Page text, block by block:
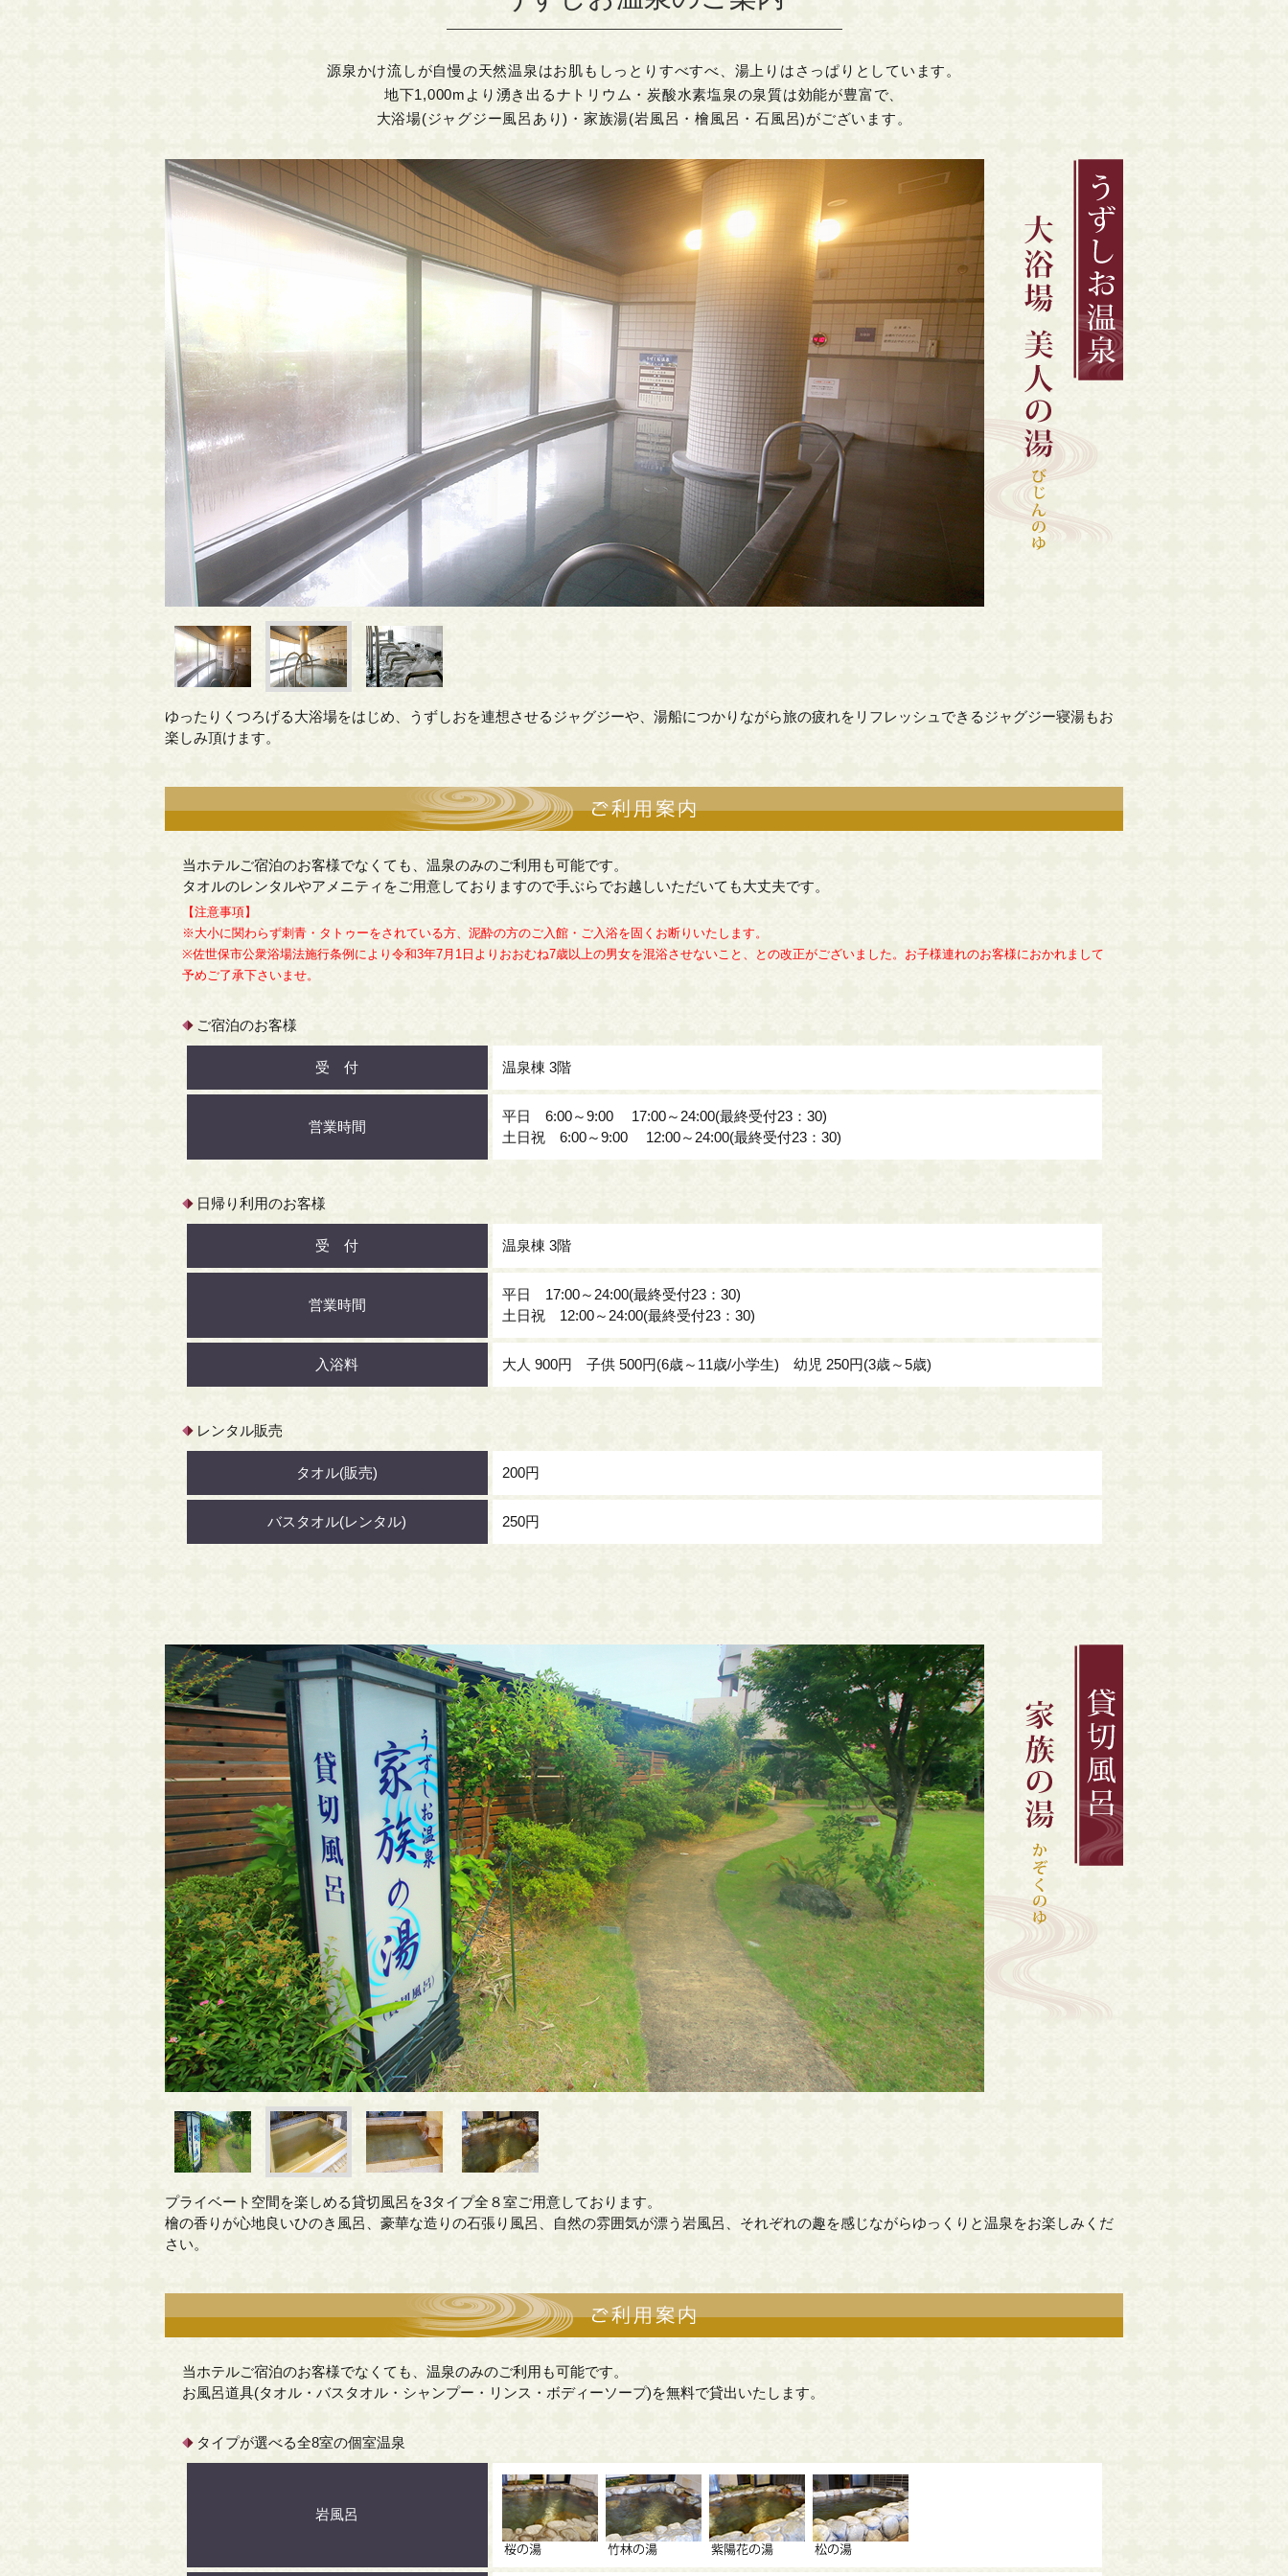
源泉かけ流しが自慢の天然温泉はお肌もしっとりすべすべ、湯上りはさっぱりとしています。
地下1,000mより湧き出るナトリウム・炭酸水素塩泉の泉質は効能が豊富で、
大浴場(ジャグジー風呂あり)・家族湯(岩風呂・檜風呂・石風呂)がございます。
ゆったりくつろげる大浴場をはじめ、うずしおを連想させるジャグジーや、湯船につかりながら旅の疲れをリフレッシュできるジャグジー寝湯もお
楽しみ頂けます。
当ホテルご宿泊のお客様でなくても、温泉のみのご利用も可能です。
タオルのレンタルやアメニティをご用意しておりますので手ぶらでお越しいただいても大丈夫です。
【注意事項】
※大小に関わらず刺青・タトゥーをされている方、泥酔の方のご入館・ご入浴を固くお断りいたします。
※佐世保市公衆浴場法施行条例により令和3年7月1日よりおおむね7歳以上の男女を混浴させないこと、との改正がございました。お子様連れのお客様におかれまして
予めご了承下さいませ。
ご宿泊のお客様
受 付 温泉棟 3階
営業時間
平日 6:00～9:00 17:00～24:00(最終受付23：30)
土日祝 6:00～9:00 12:00～24:00(最終受付23：30)
日帰り利用のお客様
受 付 温泉棟 3階
営業時間
平日 17:00～24:00(最終受付23：30)
土日祝 12:00～24:00(最終受付23：30)
入浴料 大人 900円 子供 500円(6歳～11歳/小学生) 幼児 250円(3歳～5歳)
レンタル販売
タオル(販売) 200円
バスタオル(レンタル) 250円
プライベート空間を楽しめる貸切風呂を3タイプ全８室ご用意しております。
檜の香りが心地良いひのき風呂、豪華な造りの石張り風呂、自然の雰囲気が漂う岩風呂、それぞれの趣を感じながらゆっくりと温泉をお楽しみくだ
さい。
当ホテルご宿泊のお客様でなくても、温泉のみのご利用も可能です。
お風呂道具(タオル・バスタオル・シャンプー・リンス・ボディーソープ)を無料で貸出いたします。
タイプが選べる全8室の個室温泉
岩風呂